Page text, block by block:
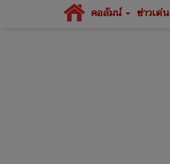
คอลัมน์ ข่าวเด่น